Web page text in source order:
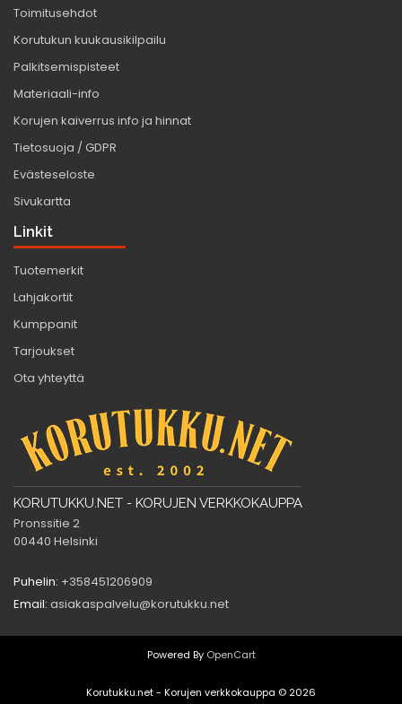
Toimitusehdot
Korutukun kuukausikilpailu
Palkitsemispisteet
Materiaali-info
Korujen kaiverrus info ja hinnat
Tietosuoja / GDPR
Evästeseloste
Sivukartta
Linkit
Tuotemerkit
Lahjakortit
Kumppanit
Tarjoukset
Ota yhteyttä
KORUTUKKU.NET - KORUJEN VERKKOKAUPPA
Pronssitie 2
00440 Helsinki
Puhelin: +358451206909
Email: asiakaspalvelu@korutukku.net
Powered By OpenCart
Korutukku.net - Korujen verkkokauppa © 2026